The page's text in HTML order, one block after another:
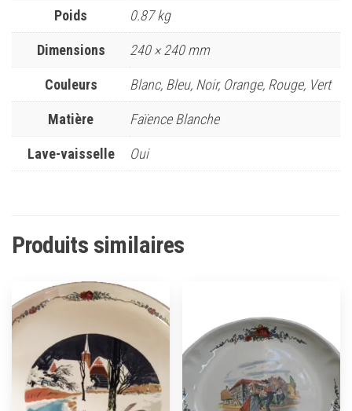
Poids 0.87 kg
Dimensions 240 × 240 mm
Couleurs Blanc, Bleu, Noir, Orange, Rouge, Vert
Matière Faïence Blanche
Lave-vaisselle Oui
Produits similaires